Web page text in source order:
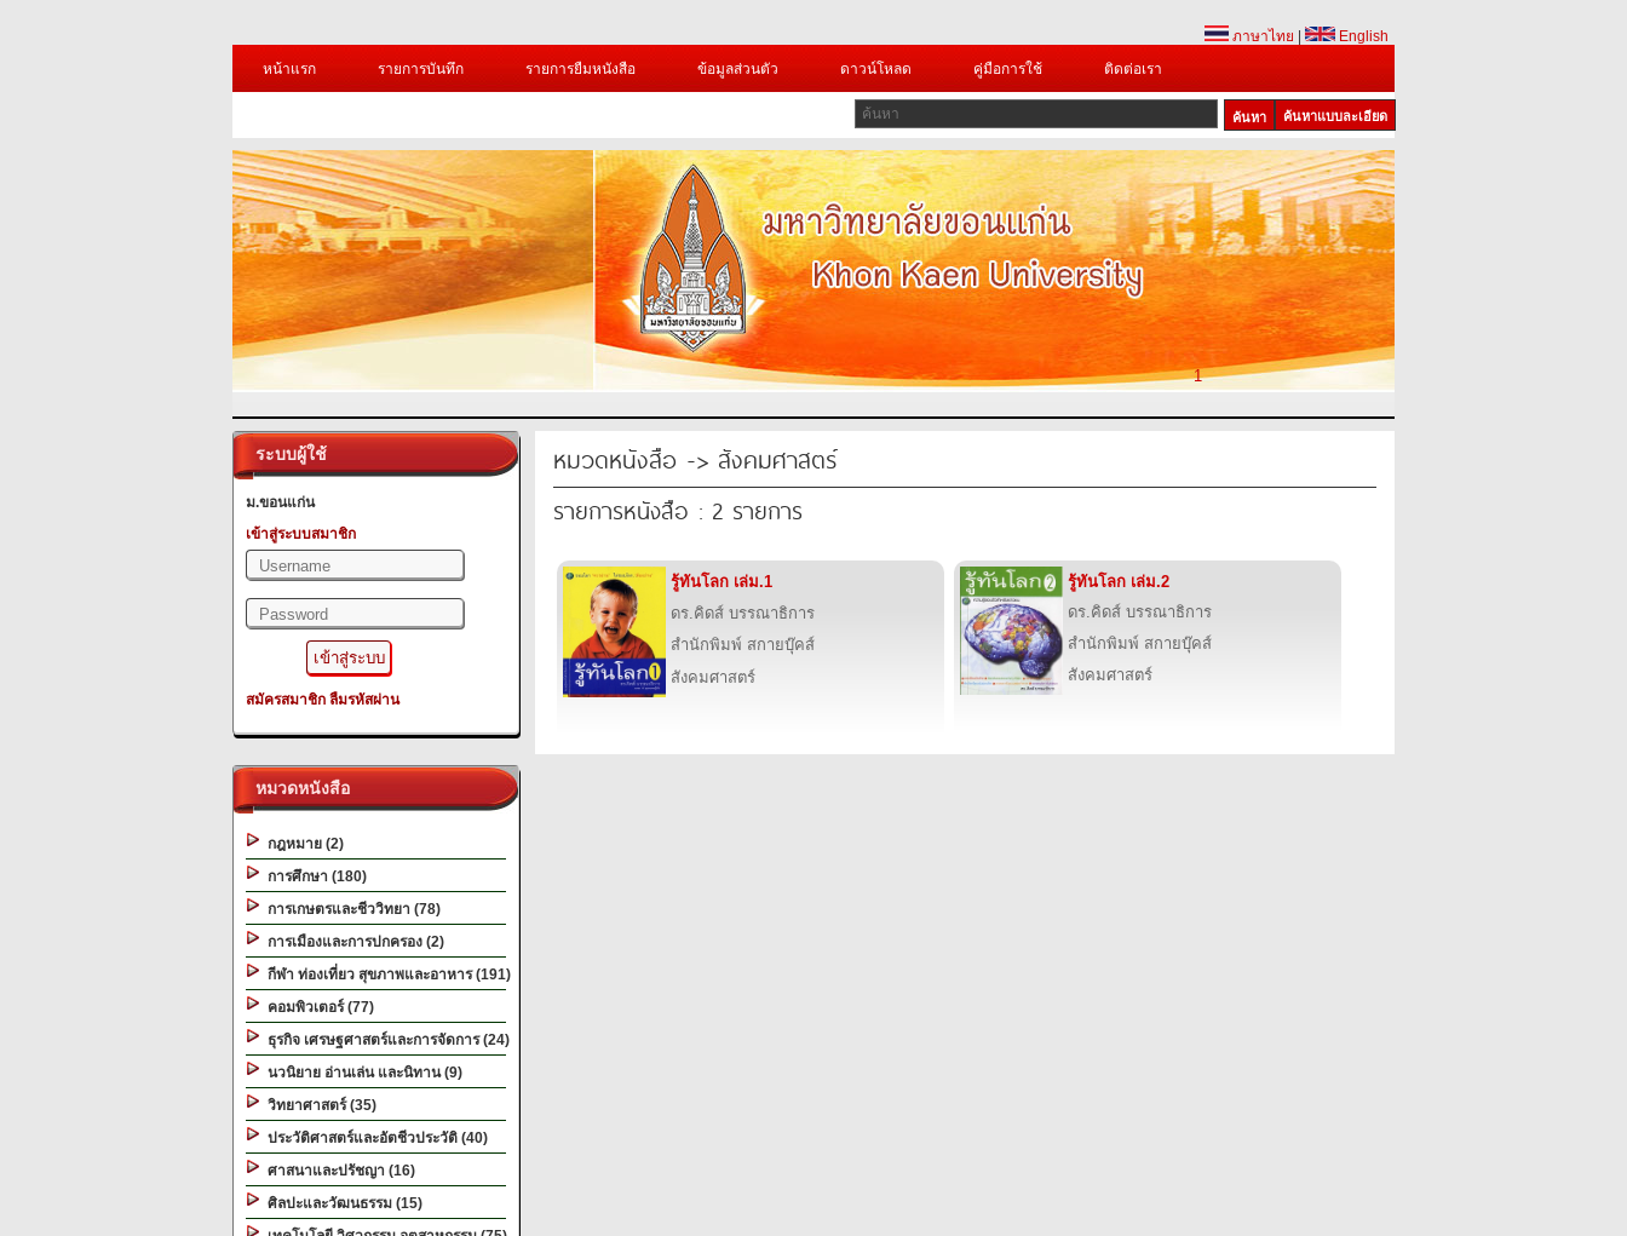
ภาษาไทย
English
หน้าแรก
รายการบันทึก รายการยืมหนังสือ ข้อมูลส่วนตัว ดาวน์โหลด คู่มือการใช้ ติดต่อเรา
ค้นหาแบบละเอียด
1
ระบบผู้ใช้
ม.ขอนแก่น
เข้าสู่ระบบสมาชิก
สมัครสมาชิก ลืมรหัสผ่าน
หมวดหนังสือ
กฎหมาย (2)
การศึกษา (180)
การเกษตรและชีววิทยา (78)
การเมืองและการปกครอง (2)
กีฬา ท่องเที่ยว สุขภาพและอาหาร (191)
คอมพิวเตอร์ (77)
ธุรกิจ เศรษฐศาสตร์และการจัดการ (24)
นวนิยาย อ่านเล่น และนิทาน (9)
วิทยาศาสตร์ (35)
ประวัติศาสตร์และอัตชีวประวัติ (40)
ศาสนาและปรัชญา (16)
ศิลปะและวัฒนธรรม (15)
หมวดหนังสือ -> สังคมศาสตร์
รายการหนังสือ : 2 รายการ
รู้ทันโลก เล่ม.1
ดร.คิดส์ บรรณาธิการ
สำนักพิมพ์ สกายบุ๊คส์
สังคมศาสตร์
รู้ทันโลก เล่ม.2
ดร.คิดส์ บรรณาธิการ
สำนักพิมพ์ สกายบุ๊คส์
สังคมศาสตร์